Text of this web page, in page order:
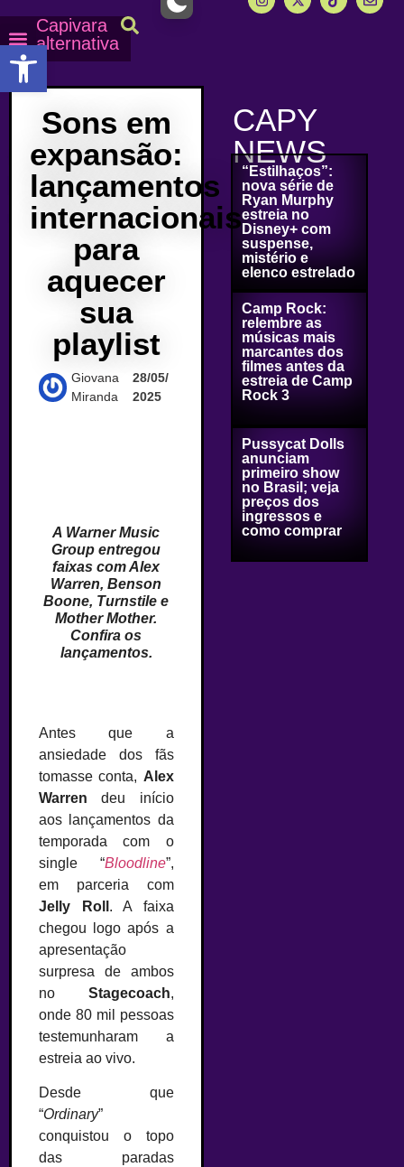
Capivara
alternativa
Sons em
expansão:
lançamentos
internacionais
para
aquecer
sua
playlist
Giovana
Miranda
28/05/
2025
A Warner Music
Group entregou
faixas com Alex
Warren, Benson
Boone, Turnstile e
Mother Mother.
Confira os
lançamentos.
Antes que a
ansiedade dos fãs
tomasse conta, Alex
Warren deu início
aos lançamentos da
temporada com o
single “Bloodline”,
em parceria com
Jelly Roll . A faixa
chegou logo após a
apresentação
surpresa de ambos
no Stagecoach,
onde 80 mil pessoas
testemunharam a
estreia ao vivo.
Desde que
“Ordinary”
conquistou o topo
das paradas
CAPY
NEWS
“Estilhaços”:
nova série de
Ryan Murphy
estreia no
Disney+ com
suspense,
mistério e
elenco estrelado
Camp Rock:
relembre as
músicas mais
marcantes dos
filmes antes da
estreia de Camp
Rock 3
Pussycat Dolls
anunciam
primeiro show
no Brasil; veja
preços dos
ingressos e
como comprar
Abrir a barra de ferramentas